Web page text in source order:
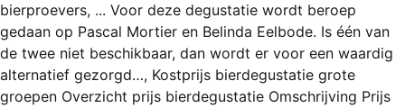
ADVERTEREN
MELDPUNT
PERS/PUBLICATIES
bierproevers, ... Voor deze degustatie wordt beroep
gedaan op Pascal Mortier en Belinda Eelbode. Is één van
de twee niet beschikbaar, dan wordt er voor een waardig
alternatief gezorgd…, Kostprijs bierdegustatie grote
groepen Overzicht prijs bierdegustatie Omschrijving Prijs